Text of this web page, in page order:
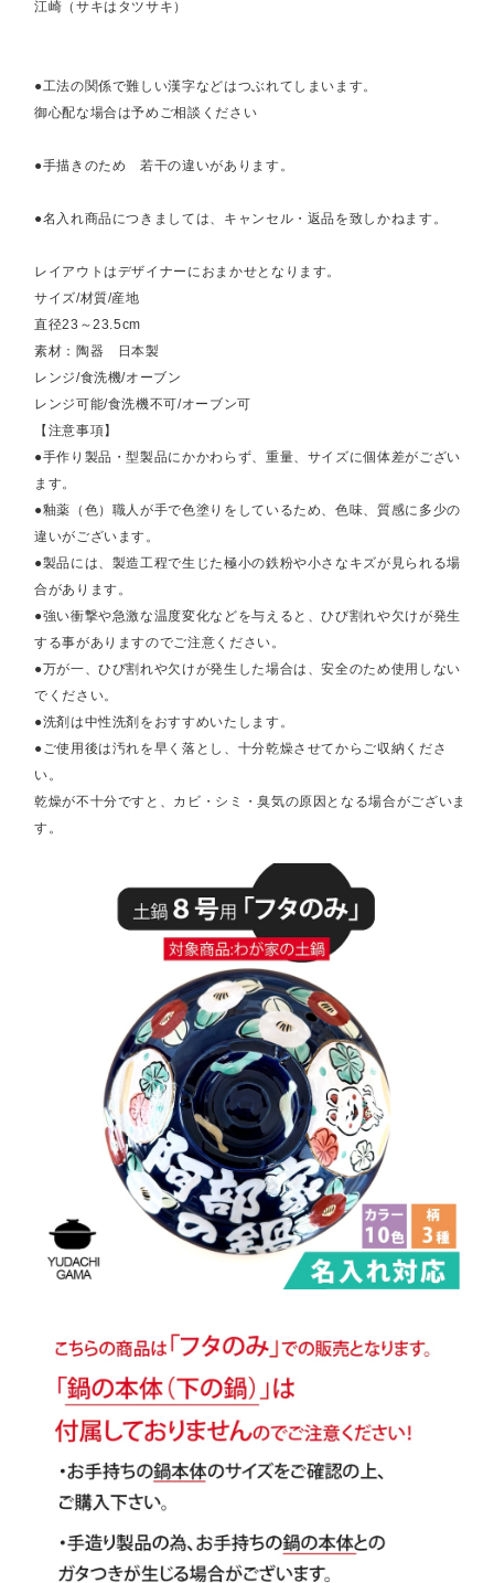
江崎（サキはタツサキ）
●工法の関係で難しい漢字などはつぶれてしまいます。
御心配な場合は予めご相談ください
●手描きのため 若干の違いがあります。
●名入れ商品につきましては、キャンセル・返品を致しかねます。
レイアウトはデザイナーにおまかせとなります。
サイズ/材質/産地
直径23～23.5cm
素材：陶器 日本製
レンジ/食洗機/オーブン
レンジ可能/食洗機不可/オーブン可
【注意事項】
●手作り製品・型製品にかかわらず、重量、サイズに個体差がござい
ます。
●釉薬（色）職人が手で色塗りをしているため、色味、質感に多少の
違いがございます。
●製品には、製造工程で生じた極小の鉄粉や小さなキズが見られる場
合があります。
●強い衝撃や急激な温度変化などを与えると、ひび割れや欠けが発生
する事がありますのでご注意ください。
●万が一、ひび割れや欠けが発生した場合は、安全のため使用しない
でください。
●洗剤は中性洗剤をおすすめいたします。
●ご使用後は汚れを早く落とし、十分乾燥させてからご収納くださ
い。
乾燥が不十分ですと、カビ・シミ・臭気の原因となる場合がございま
す。